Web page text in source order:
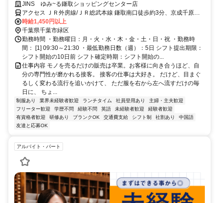
ノの「専門技術職」へ。
JINS ゆみ~る鎌取ショッピングセンター店
アクセス ＪＲ外房線/ＪＲ総武本線 鎌取南口徒歩約3分、京成千原線
学園前（千葉県）出入口1徒歩約25分、京成千原線 おゆみ野北口徒歩
約28分 JR鎌取駅 南口より徒歩約3分
時給1,450円以上
千葉県千葉市緑区
勤務時間 ・勤務曜日：月・火・水・木・金・土・日・祝 ・勤務時
間： [1] 09:30～21:30 ・最低勤務日数（週）：5日 シフト提出期限：
シフト開始の10日前 シフト確定時期：シフト開始の...
仕事内容 モノを売るだけの販売は卒業。お客様に向き合うほど、自
分の専門性が磨かれる接客。 接客の仕事は大好き。 だけど、目まぐ
るしく変わる流行を追いかけて、 ただ服を右から左へ流すだけの毎
日に、 ちょ...
制服あり 業界未経験者歓迎 ランチタイム 社員登用あり
主婦・主夫歓迎
フリーター歓迎
学歴不問 経験不問 英語 未経験者歓迎
経験者歓迎
有資格者歓迎
研修あり ブランクOK 交通費支給 シフト制 社割あり
中国語
友達と応募OK
アルバイト・パート